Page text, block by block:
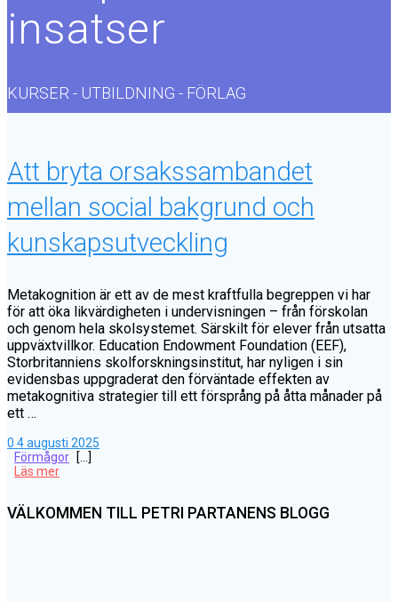
insatser
KURSER - UTBILDNING - FÖRLAG
Att bryta orsakssambandet
mellan social bakgrund och
kunskapsutveckling
Metakognition är ett av de mest kraftfulla begreppen vi har
för att öka likvärdigheten i undervisningen – från förskolan
och genom hela skolsystemet. Särskilt för elever från utsatta
uppväxtvillkor. Education Endowment Foundation (EEF),
Storbritanniens skolforskningsinstitut, har nyligen i sin
evidensbas uppgraderat den förväntade effekten av
metakognitiva strategier till ett försprång på åtta månader på
ett …
0 4 augusti 2025
Förmågor
[…]
Läs mer
VÄLKOMMEN TILL PETRI PARTANENS BLOGG